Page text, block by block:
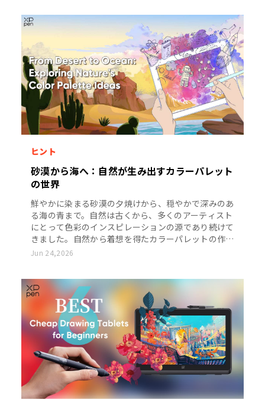
ヒント
砂漠から海へ：自然が生み出すカラーパレット
の世界
鮮やかに染まる砂漠の夕焼けから、穏やかで深みのあ
る海の青まで。自然は古くから、多くのアーティスト
にとって色彩のインスピレーションの源であり続けて
きました。自然から着想を得たカラーパレットの作り
方を、一緒に見ていきましょう。
Jun 24,2026